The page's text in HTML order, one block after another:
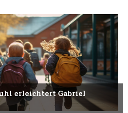
erleichtert Gabriel